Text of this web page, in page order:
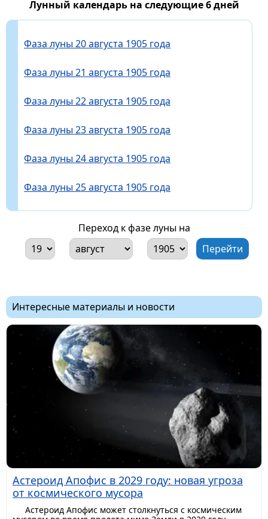
Лунный календарь на следующие 6 дней
Фаза луны 20 августа 1905 года
Фаза луны 21 августа 1905 года
Фаза луны 22 августа 1905 года
Фаза луны 23 августа 1905 года
Фаза луны 24 августа 1905 года
Фаза луны 25 августа 1905 года
Переход к фазе луны на
Интересные материалы и новости
Астероид Апофис в 2029 году: новая угроза
от космического мусора
Астероид Апофис может столкнуться с космическим